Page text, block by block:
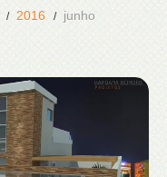
2016 junho